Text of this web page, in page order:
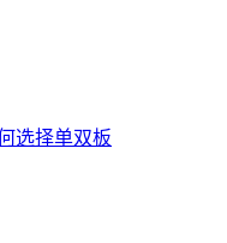
选择单双板